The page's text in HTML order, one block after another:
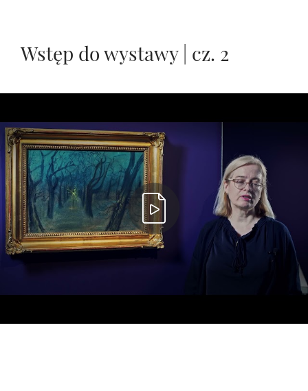
Wstęp do wystawy | cz. 2